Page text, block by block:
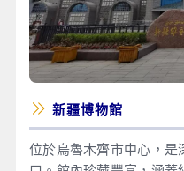
新疆博物館
位於烏魯木齊市中心，是